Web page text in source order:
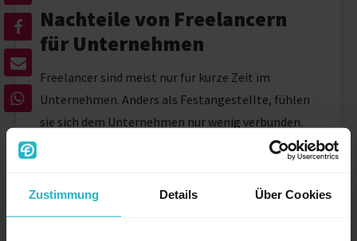
Zustimmung Details Über Cookies
Nachteile von Freelancern
für Unternehmen
Freelancer sind meist nur für kurze Zeit im
Unternehmen. Anders als Festangestellte, fühlen
sie sich dem Unternehmen nur wenig verbunden.
Eine hohe Fluktuation von Freelancern kann dazu
werden und
nicht gut zusammenarbeiten.